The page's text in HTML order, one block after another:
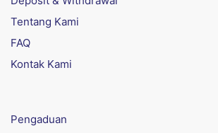
Tentang Kami
FAQ
Kontak Kami
Pengaduan